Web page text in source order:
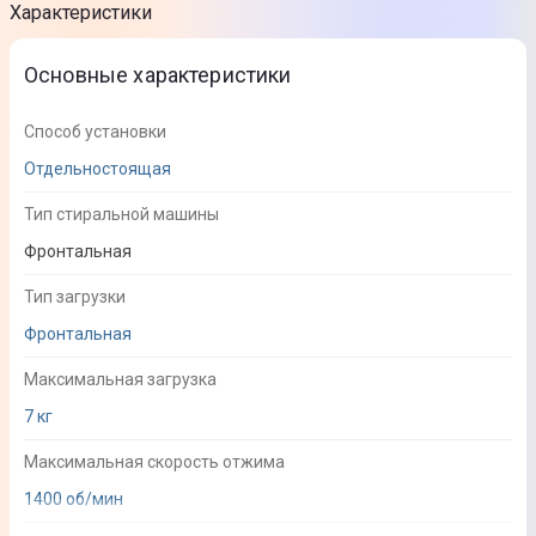
Характеристики
Основные характеристики
Способ установки
Отдельностоящая
Тип стиральной машины
Фронтальная
Тип загрузки
Фронтальная
Максимальная загрузка
7 кг
Максимальная скорость отжима
1400 об/мин